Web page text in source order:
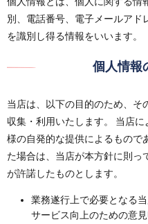
別、電話番号、電子メールアド
を識別し得る情報をいいます。
個人情報
当店は、以下の目的のため、そ
収集・利用いたします。 当店
様の自発的な提供によるもので
た場合は、当店が本方針に則っ
が許諾したものとします。
業務遂行上で必要となる
サービス向上のための意